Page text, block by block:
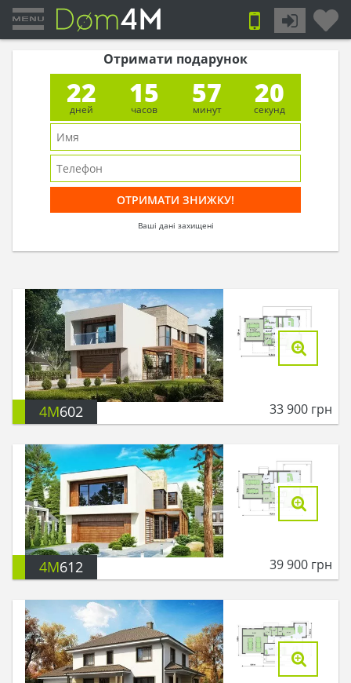
Отримати подарунок
22
дней
15
часов
57
минут
19
секунд
Ваші дані захищені
4M602 33 900 грн
4M612 39 900 грн